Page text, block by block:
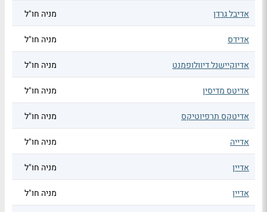
אדיבל גרדן מניה חו"ל
אדידס מניה חו"ל
אדיוקיישנל דיוולופמנט מניה חו"ל
אדיטס מדיסין מניה חו"ל
אדיטקס תרפיוטיקס מניה חו"ל
אדייה מניה חו"ל
אדיין מניה חו"ל
אדיין מניה חו"ל